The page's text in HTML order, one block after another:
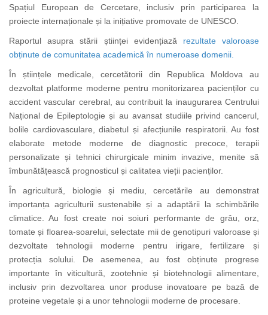
Spațiul European de Cercetare, inclusiv prin participarea la
proiecte internaționale și la inițiative promovate de UNESCO.
Raportul asupra stării științei evidențiază rezultate valoroase
obținute de comunitatea academică în numeroase domenii.
În științele medicale, cercetătorii din Republica Moldova au
dezvoltat platforme moderne pentru monitorizarea pacienților cu
accident vascular cerebral, au contribuit la inaugurarea Centrului
Național de Epileptologie și au avansat studiile privind cancerul,
bolile cardiovasculare, diabetul și afecțiunile respiratorii. Au fost
elaborate metode moderne de diagnostic precoce, terapii
personalizate și tehnici chirurgicale minim invazive, menite să
îmbunătățească prognosticul și calitatea vieții pacienților.
În agricultură, biologie și mediu, cercetările au demonstrat
importanța agriculturii sustenabile și a adaptării la schimbările
climatice. Au fost create noi soiuri performante de grâu, orz,
tomate și floarea-soarelui, selectate mii de genotipuri valoroase și
dezvoltate tehnologii moderne pentru irigare, fertilizare și
protecția solului. De asemenea, au fost obținute progrese
importante în viticultură, zootehnie și biotehnologii alimentare,
inclusiv prin dezvoltarea unor produse inovatoare pe bază de
proteine vegetale și a unor tehnologii moderne de procesare.